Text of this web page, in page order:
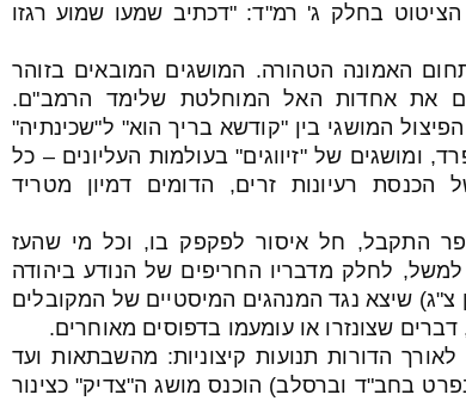
בחלק ג' רמ"ד: "דכתיב שמעו שמוע רגזו
האמונה הטהורה. המושגים המובאים בזוהר
את אחדות האל המוחלטת שלימד הרמב"ם.
המושגי בין "קודשא בריך הוא" ל"שכינתיה"
ומושגים של "זיווגים" בעולמות העליונים – כל
רעיונות זרים, הדומים דמיון מטריד
התקבל, חל איסור לפקפק בו, וכל מי שהעז
לחלק מדבריו החריפים של הנודע ביהודה
צ"ג) שיצא נגד המנהגים המיסטיים של המקובלים
שצונזרו או עומעמו בדפוסים מאוחרים.
הדורות תנועות קיצוניות: מהשבתאות ועד
בחב"ד וברסלב) הוכנס מושג ה"צדיק" כצינור